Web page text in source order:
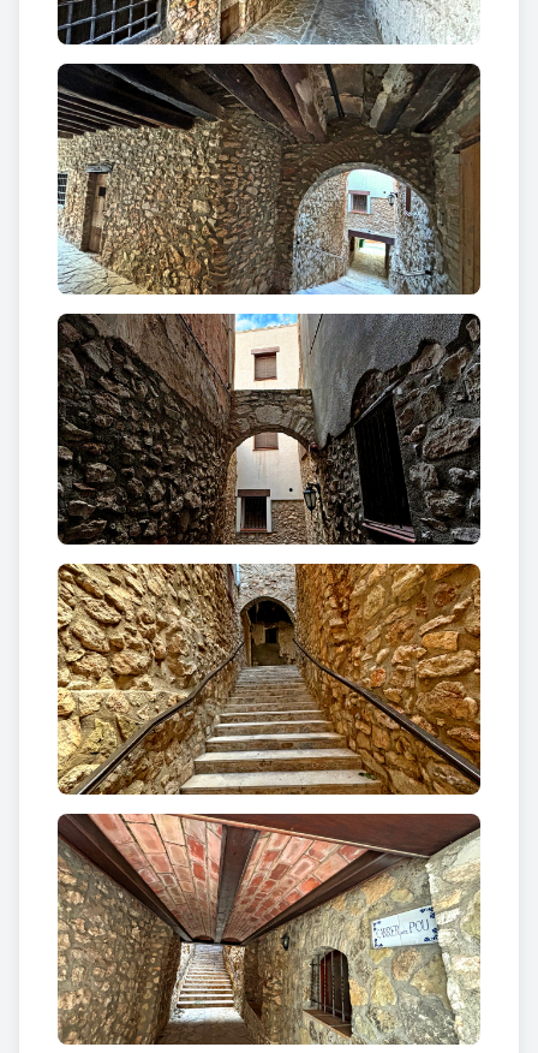
aventurat suposar que s’esdevingué a darreries del
segle XVIII o començament del XIX.
També consta que es dedicà a carnisseria local. A les
“Ordinacions de 1573” trobem que: “…que ninguna
persona no fassa ninguna brutícia en la plasa ni en
lo perche de la vila dit de la carniceria“. Al
“Diccionari…” de Pascual Madoz, escrit entre el
1848-1850, es cita que Rasquera té presó.
Text extret de www.rasqueraturisme.com